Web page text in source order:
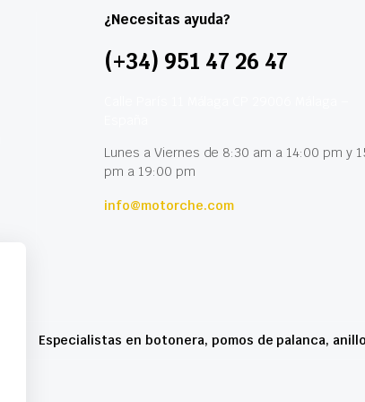
¿Necesitas ayuda?
(+34) 951 47 26 47
Lunes a Viernes de 8:30 am a 14:00 pm y
pm a 19:00 pm
info@motorche.com
Especialistas en botonera, pomos de palanca,